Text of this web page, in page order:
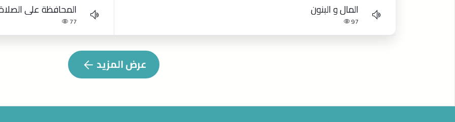
المال و البنون
97
المحافظة على
77
عرض المزيد